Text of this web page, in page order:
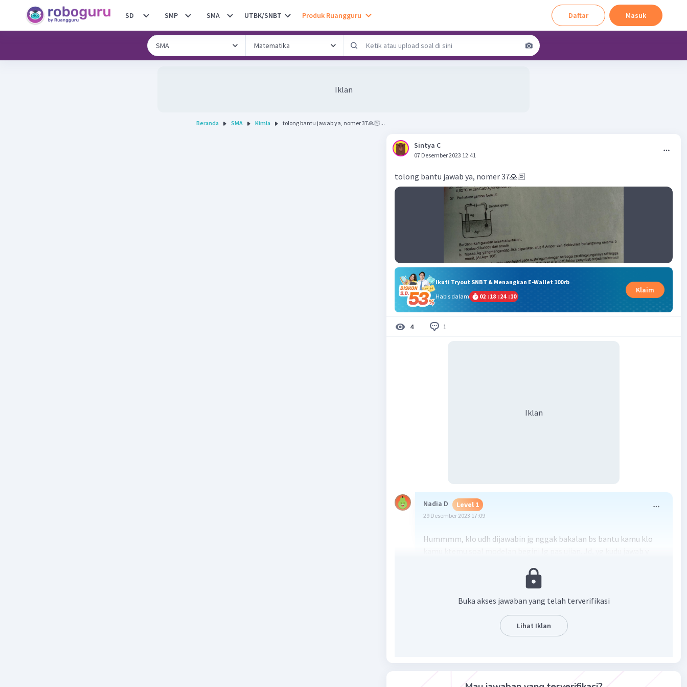
SD SMP SMA UTBK/SNBT Produk Ruangguru Daftar Masuk
Iklan
Beranda SMA Kimia tolong bantu jawab ya, nomer 37🙏🏻...
Sintya C
07 Desember 2023 12:41
tolong bantu jawab ya, nomer 37🙏🏻
Ikuti Tryout SNBT & Menangkan E-Wallet 100rb
Habis dalam
02 :18 :24 :10
Klaim
4 1
Iklan
Nadia D Level 1
29 Desember 2023 17:09
Hummmm, klo udh dijawabin jg nggak bakalan bs bantu kamu klo
siap2 ngikutin langkah2 pengerjaan yeeee,, Tp siapin dulu
catetannya yg ada materi ttg Elektrolisis (Penyepuhan Logam) n
Hukum Faraday 1. Siap? Yak! Mulai!
1) Inget! Anode ituh elektrode tempat terjadinya reaksi oksidasi.
Buka akses jawaban yang telah terverifikasi
Lihat Iklan